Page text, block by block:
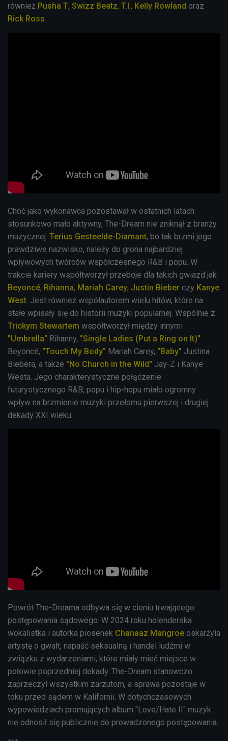
również Pusha T, Swizz Beatz, T.I., Kelly Rowland oraz
Rick Ross.
Choć jako wykonawca pozostawał w ostatnich latach
stosunkowo mało aktywny, The-Dream nie zniknął z branży
muzycznej. Terius Gesteelde-Diamant, bo tak brzmi jego
prawdziwe nazwisko, należy do grona najbardziej
wpływowych twórców współczesnego R&B i popu. W
trakcie kariery współtworzył przeboje dla takich gwiazd jak
Beyoncé, Rihanna, Mariah Carey, Justin Bieber czy Kanye
West. Jest również współautorem wielu hitów, które na
stałe wpisały się do historii muzyki popularnej. Wspólnie z
Trickym Stewartem współtworzył między innymi
"Umbrella" Rihanny, "Single Ladies (Put a Ring on It)"
Beyoncé, "Touch My Body" Mariah Carey, "Baby" Justina
Biebera, a także "No Church in the Wild" Jay-Z i Kanye
Westa. Jego charakterystyczne połączenie
futurystycznego R&B, popu i hip-hopu miało ogromny
wpływ na brzmienie muzyki przełomu pierwszej i drugiej
dekady XXI wieku.
Powrót The-Dreama odbywa się w cieniu trwającego
postępowania sądowego. W 2024 roku holenderska
wokalistka i autorka piosenek Chanaaz Mangroe oskarżyła
artystę o gwałt, napaść seksualną i handel ludźmi w
związku z wydarzeniami, które miały mieć miejsce w
połowie poprzedniej dekady. The-Dream stanowczo
zaprzeczył wszystkim zarzutom, a sprawa pozostaje w
toku przed sądem w Kalifornii. W dotychczasowych
wypowiedziach promujących album "Love/Hate II" muzyk
nie odnosił się publicznie do prowadzonego postępowania.